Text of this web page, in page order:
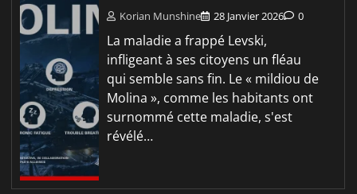
Korian Munshine 28 Janvier 2026 0
La maladie a frappé Levski,
infligeant à ses citoyens un fléau
qui semble sans fin. Le « mildiou de
Molina », comme les habitants ont
surnommé cette maladie, s'est
révélé…